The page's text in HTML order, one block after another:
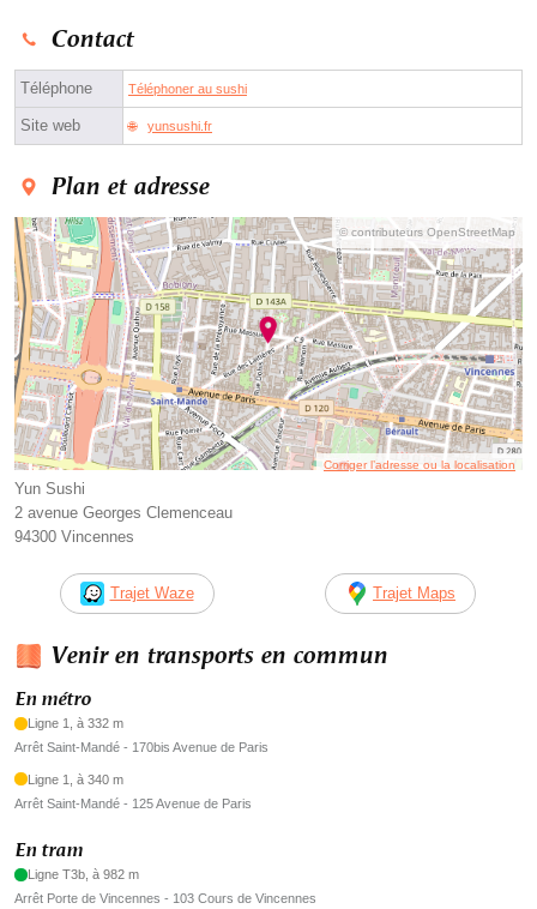
Contact
Téléphone Téléphoner au sushi
Site web yunsushi.fr
Plan et adresse
© contributeurs OpenStreetMap
Corriger l’adresse ou la localisation
Yun Sushi
2 avenue Georges Clemenceau
94300 Vincennes
Trajet Waze Trajet Maps
Venir en transports en commun
En métro
Ligne 1, à 332 m
Arrêt Saint-Mandé - 170bis Avenue de Paris
Ligne 1, à 340 m
Arrêt Saint-Mandé - 125 Avenue de Paris
En tram
Ligne T3b, à 982 m
Arrêt Porte de Vincennes - 103 Cours de Vincennes